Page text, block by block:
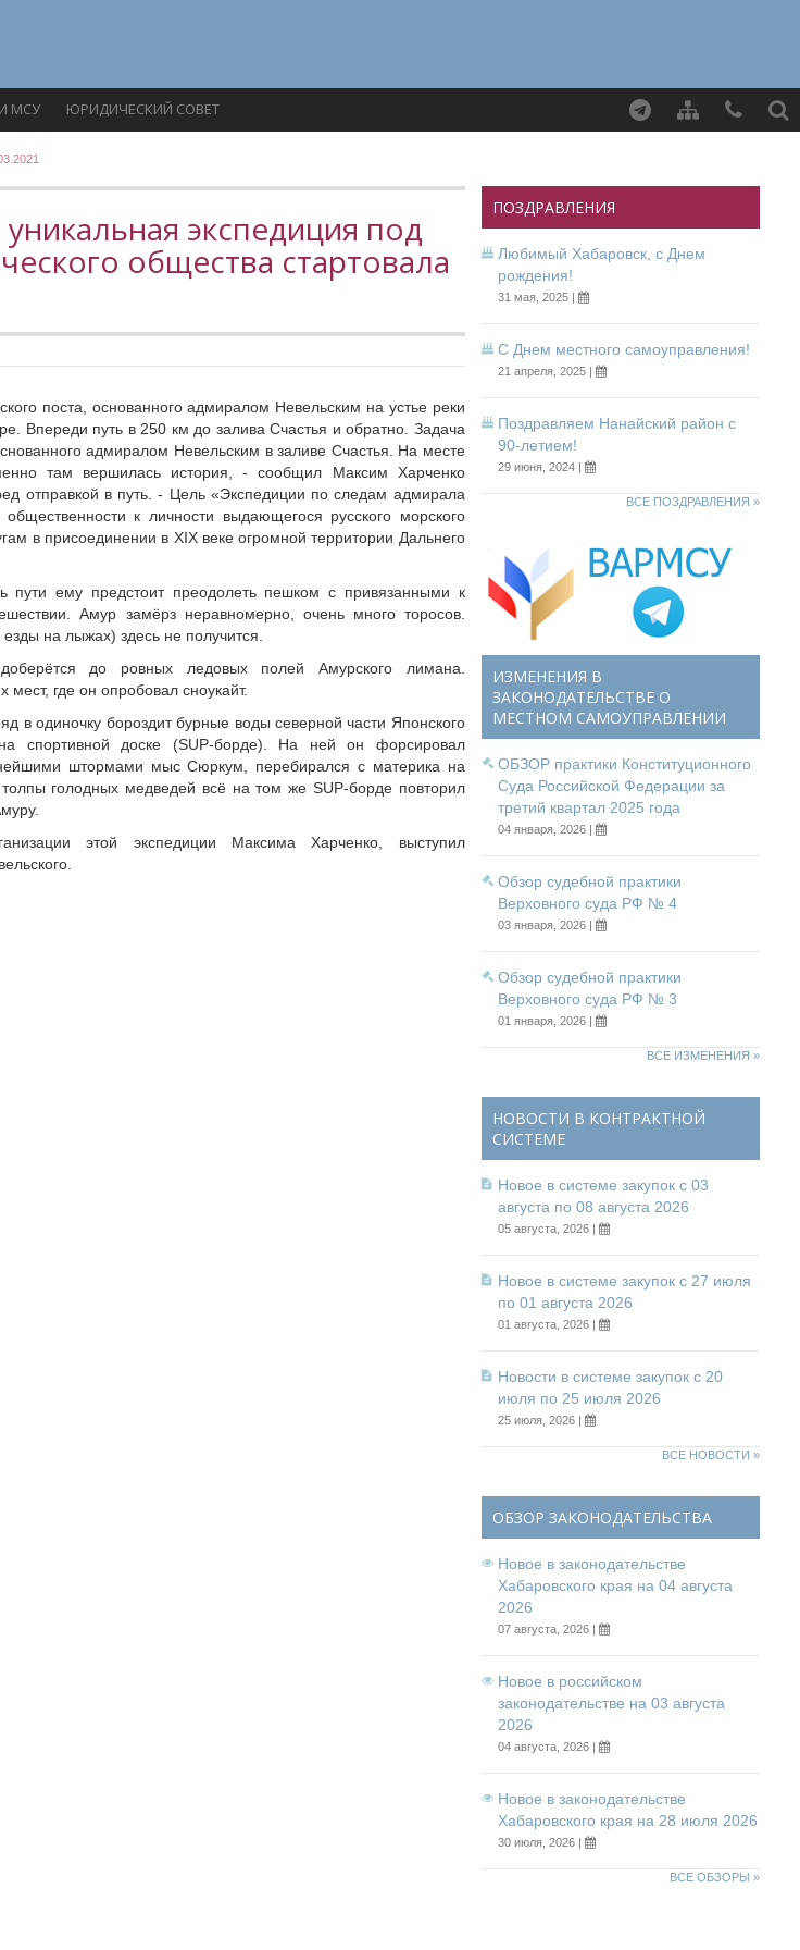
МСУ ЮРИДИЧЕСКИЙ СОВЕТ
экспедиция под
общества стартовала
поста, основанного адмиралом Невельским на устье реки
Впереди путь в 250 км до залива Счастья и обратно. Задача
адмиралом Невельским в заливе Счастья. На месте
там вершилась история, - сообщил Максим Харченко
отправкой в путь. - Цель «Экспедиции по следам адмирала
к личности выдающегося русского морского
в присоединении в XIX веке огромной территории Дальнего
пути ему предстоит преодолеть пешком с привязанными к
Амур замёрз неравномерно, очень много торосов.
на лыжах) здесь не получится.
до ровных ледовых полей Амурского лимана.
мест, где он опробовал сноукайт.
в одиночку бороздит бурные воды северной части Японского
спортивной доске (SUP-борде). На ней он форсировал
штормами мыс Сюркум, перебирался с материка на
голодных медведей всё на том же SUP-борде повторил
этой экспедиции Максима Харченко, выступил
ПОЗДРАВЛЕНИЯ
Любимый Хабаровск, с Днем
рождения!
31 мая, 2025 |
С Днем местного самоуправления!
21 апреля, 2025 |
Поздравляем Нанайский район с
90-летием!
29 июня, 2024 |
ВСЕ ПОЗДРАВЛЕНИЯ »
ИЗМЕНЕНИЯ В
ЗАКОНОДАТЕЛЬСТВЕ О
МЕСТНОМ САМОУПРАВЛЕНИИ
ОБЗОР практики Конституционного
Суда Российской Федерации за
третий квартал 2025 года
04 января, 2026 |
Обзор судебной практики
Верховного суда РФ № 4
03 января, 2026 |
Обзор судебной практики
Верховного суда РФ № 3
01 января, 2026 |
ВСЕ ИЗМЕНЕНИЯ »
НОВОСТИ В КОНТРАКТНОЙ
СИСТЕМЕ
Новое в системе закупок с 03
августа по 08 августа 2026
05 августа, 2026 |
Новое в системе закупок с 27 июля
по 01 августа 2026
01 августа, 2026 |
Новости в системе закупок с 20
июля по 25 июля 2026
25 июля, 2026 |
ВСЕ НОВОСТИ »
ОБЗОР ЗАКОНОДАТЕЛЬСТВА
Новое в законодательстве
Хабаровского края на 04 августа
2026
07 августа, 2026 |
Новое в российском
законодательстве на 03 августа
2026
04 августа, 2026 |
Новое в законодательстве
Хабаровского края на 28 июля 2026
30 июля, 2026 |
ВСЕ ОБЗОРЫ »